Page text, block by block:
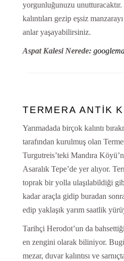
yorgunluğunuzu unutturacaktır.
kalıntıları gezip eşsiz
anlar yaşayabilirsiniz.
Aspat Kalesi Nerede:
TERMERA ANTİK
Yarımadada birçok kalıntı
tarafından kurulmuş olan
Turgutreis’teki Mandıra
Asaralık Tepe’de yer alıyor.
toprak bir yolla ulaşılabildiği
kadar araçla gidip buradan
edip yaklaşık yarım saatlik
Tarihçi Herodot’un da
en zengini olarak biliniyor.
mezar, duvar kalıntısı ve